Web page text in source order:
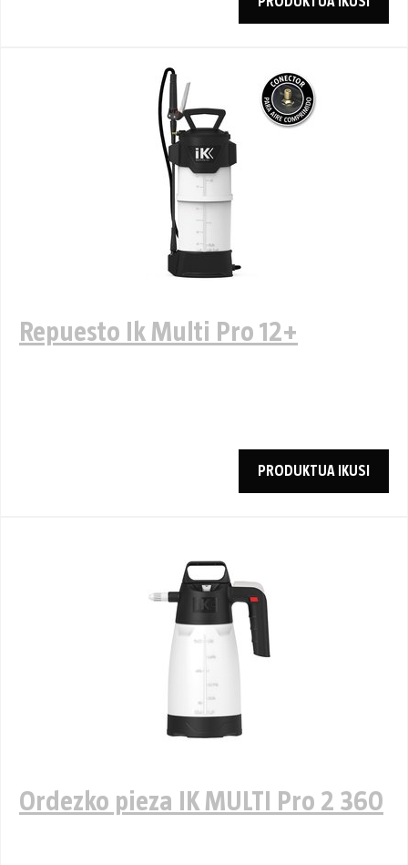
Repuesto Ik Multi Pro 12+
PRODUKTUA IKUSI
Ordezko pieza IK MULTI Pro 2 360